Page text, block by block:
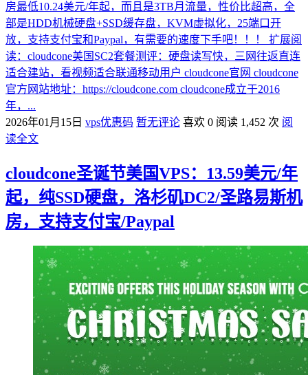
房最低10.24美元/年起，而且是3TB月流量，性价比超高，全
部是HDD机械硬盘+SSD缓存盘，KVM虚拟化，25端口开
放，支持支付宝和Paypal，有需要的速度下手吧！！！ 扩展阅
读：cloudcone美国SC2套餐测评：硬盘读写快，三网往返直连
适合建站，看视频适合联通移动用户 cloudcone官网 cloudcone
官方网站地址：https://cloudcone.com cloudcone成立于2016
年，...
2026年01月15日 vps优惠码 暂无评论 喜欢 0 阅读 1,452 次 阅
读全文
cloudcone圣诞节美国VPS：13.59美元/年
起，纯SSD硬盘，洛杉矶DC2/圣路易斯机
房，支持支付宝/Paypal